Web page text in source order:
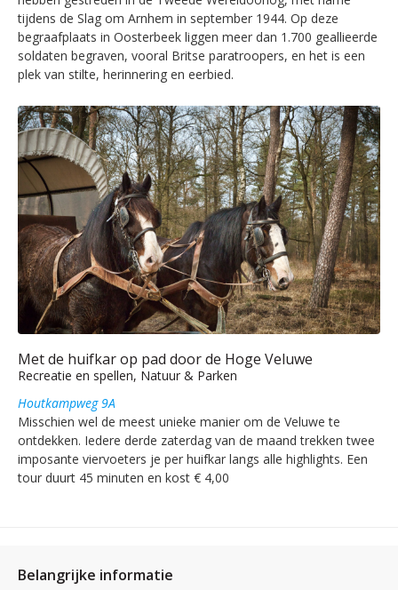
tijdens de Slag om Arnhem in september 1944. Op deze
begraafplaats in Oosterbeek liggen meer dan 1.700 geallieerde
soldaten begraven, vooral Britse paratroopers, en het is een
plek van stilte, herinnering en eerbied.
Met de huifkar op pad door de Hoge Veluwe
Recreatie en spellen, Natuur & Parken
Houtkampweg 9A
Misschien wel de meest unieke manier om de Veluwe te
ontdekken. Iedere derde zaterdag van de maand trekken twee
imposante viervoeters je per huifkar langs alle highlights. Een
tour duurt 45 minuten en kost € 4,00
Belangrijke informatie